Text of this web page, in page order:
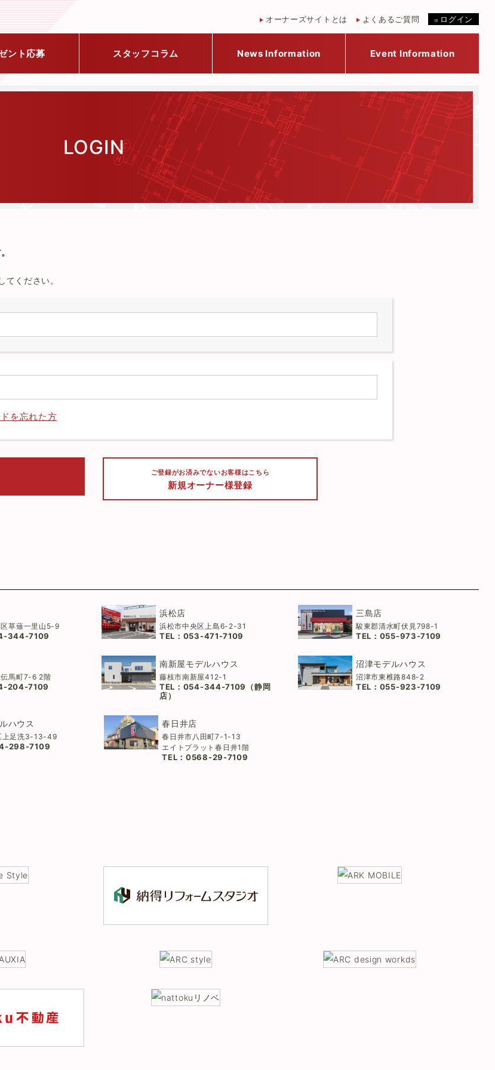
オーナーズサイトとは よくあるご質問 ログイン
ント応募 スタッフコラム News Information Event Information
LOGIN
ください。
を忘れた方
ご登録がお済みでないお客様はこちら
新規オーナー様登録
草薙一里山5-9
344-7109
浜松店
浜松市中央区上島6-2-31
TEL： 053-471-7109
三島店
駿東郡清水町伏見798-1
TEL： 055-973-7109
馬町7-6 2階
204-7109
南新屋モデルハウス
藤枝市南新屋412-1
TEL： 054-344-7109（静岡
店）
沼津モデルハウス
沼津市東椎路848-2
TEL： 055-923-7109
ハウス
上足洗3-13-49
298-7109
春日井店
春日井市八田町7-1-13
エイトプラット春日井1階
TEL：0568-29-7109